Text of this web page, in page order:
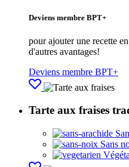
Deviens membre BPT+
pour ajouter une recette
d'autres avantages!
Deviens membre BPT+
Tarte aux fraises
Sans